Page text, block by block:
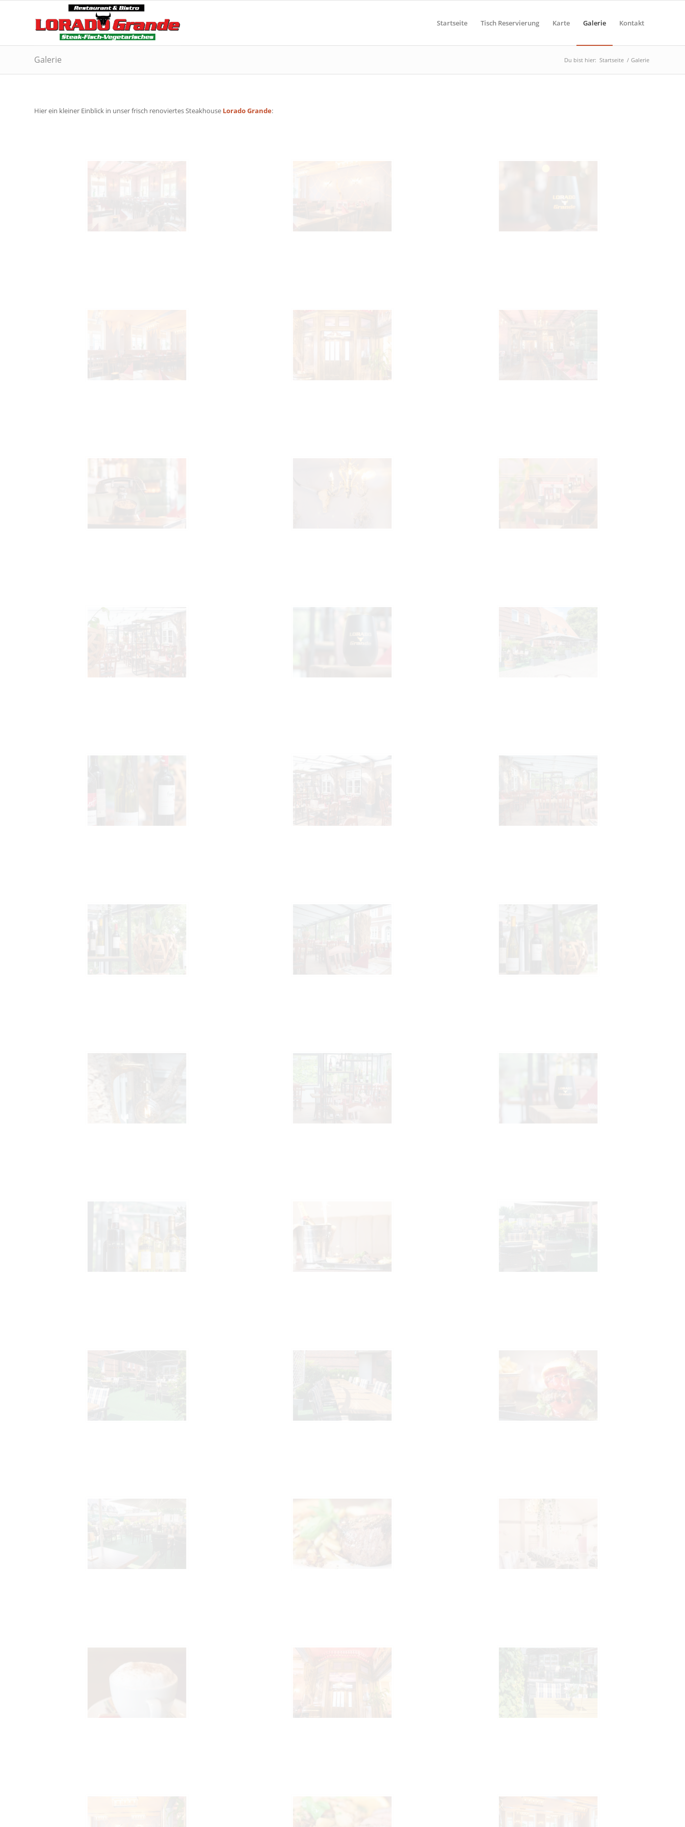
Startseite Tisch Reservierung Karte Galerie Kontakt
Galerie Du bist hier: Startseite / Galerie
Hier ein kleiner Einblick in unser frisch renoviertes Steakhouse Lorado Grande: